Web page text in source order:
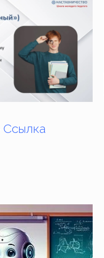
Ссылка